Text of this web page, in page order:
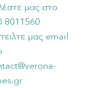
μας στο
8011560
μας email